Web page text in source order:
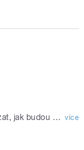
V projektu Česko 2025 chceme ukázat, jak budou politické strany a uskupení, které by se podle aktuálních průzkumů dostaly do sněmovny, řešit klíčové problémy Česka. více